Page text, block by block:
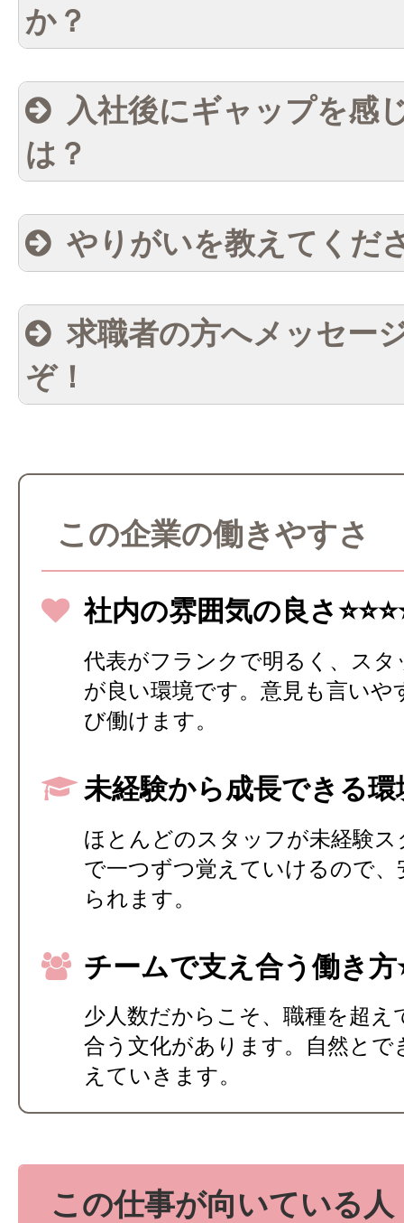
か？
入社後にギャップを感
は？
やりがいを教えてくだ
求職者の方へメッセー
ぞ！
この企業の働きやすさ
社内の雰囲気の良さ
代表がフランクで明るく、スタ
が良い環境です。意見も言いや
び働けます。
未経験から成長できる環境
ほとんどのスタッフが未経験ス
で一つずつ覚えていけるので、
られます。
チームで支え合う働き方
少人数だからこそ、職種を超え
合う文化があります。自然とで
えていきます。
この仕事が向いている人